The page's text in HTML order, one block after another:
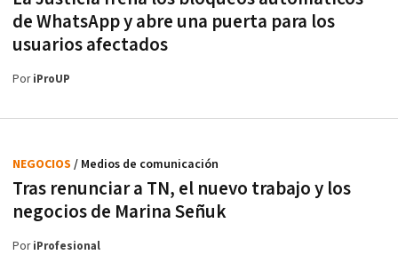
de WhatsApp y abre una puerta para los
usuarios afectados
PoriProUP
Tras renunciar a TN, el nuevo trabajo y los
negocios de Marina Señuk
NEGOCIOS / Medios de comunicación
PoriProfesional